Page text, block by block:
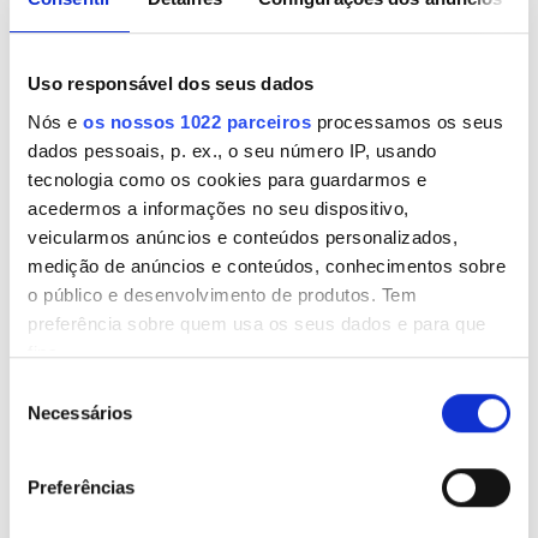
Uso responsável dos seus dados
Nós e os nossos 1022 parceiros processamos os seus
dados pessoais, p. ex., o seu número IP, usando
tecnologia como os cookies para guardarmos e
acedermos a informações no seu dispositivo,
veicularmos anúncios e conteúdos personalizados,
medição de anúncios e conteúdos, conhecimentos sobre
o público e desenvolvimento de produtos. Tem
preferência sobre quem usa os seus dados e para que
fins.
Se permitir, gostaríamos também de:
geográfica as quais podem ter uma precisão de
vários metros
Necessários
Preferências
quarta-feira 08:00 - 17:00
quinta-feira 08:00 - 17:00
sexta-feira 08:00 - 17:00
sábado 08:00 - 17:00